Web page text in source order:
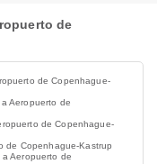
de
de Copenhague-
Aeropuerto de
de Copenhague-
de Copenhague-Kastrup
Aeropuerto de